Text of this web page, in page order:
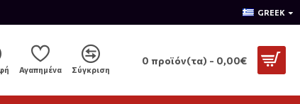
GREEK
Αγαπημένα Σύγκριση
0 προϊόν(τα) - 0,00€